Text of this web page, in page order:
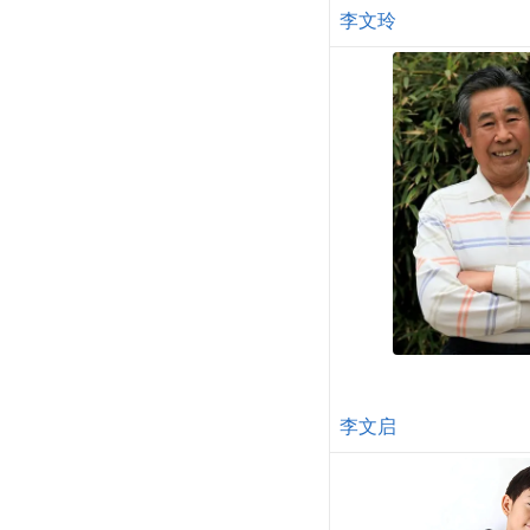
李文玲
李文启